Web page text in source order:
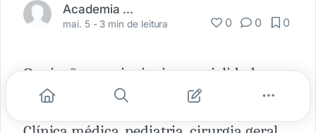
Academia Médica
mai. 5 - 3 min de leitura 0 0 0
Quais são as principais especialidades
médicas no Brasil?